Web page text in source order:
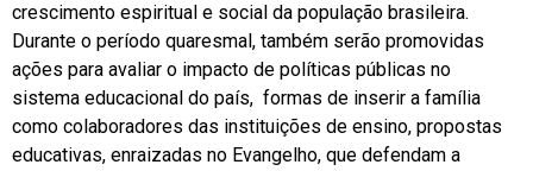
crescimento espiritual e social da população brasileira.
Durante o período quaresmal, também serão promovidas
ações para avaliar o impacto de políticas públicas no
sistema educacional do país, formas de inserir a família
como colaboradores das instituições de ensino, propostas
educativas, enraizadas no Evangelho, que defendam a